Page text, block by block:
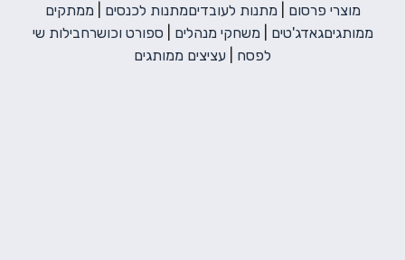
מוצרי פרסום מתנות לעובדיםמתנות לכנסים
ממתקים
ממותגיםגאדג'טים משחקי מנהלים ספורט וכושרחבילות שי
לפסח
עציצים ממותגים